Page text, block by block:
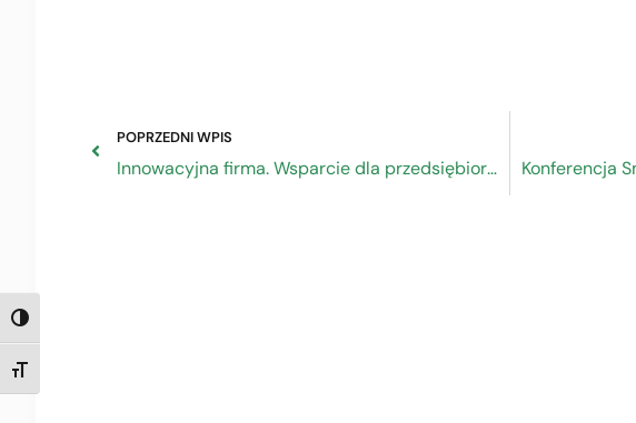
TOGGLE HIGH CONTRAST
TOGGLE FONT SIZE
POPRZEDNI WPIS
Innowacyjna firma. Wsparcie dla przedsiębiorców z Funduszy Europejskich